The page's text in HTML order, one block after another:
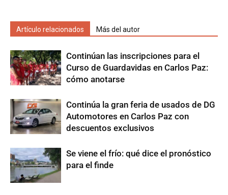
Artículo relacionados Más del autor
Continúan las inscripciones para el
Curso de Guardavidas en Carlos Paz:
cómo anotarse
Continúa la gran feria de usados de DG
Automotores en Carlos Paz con
descuentos exclusivos
Se viene el frío: qué dice el pronóstico
para el finde